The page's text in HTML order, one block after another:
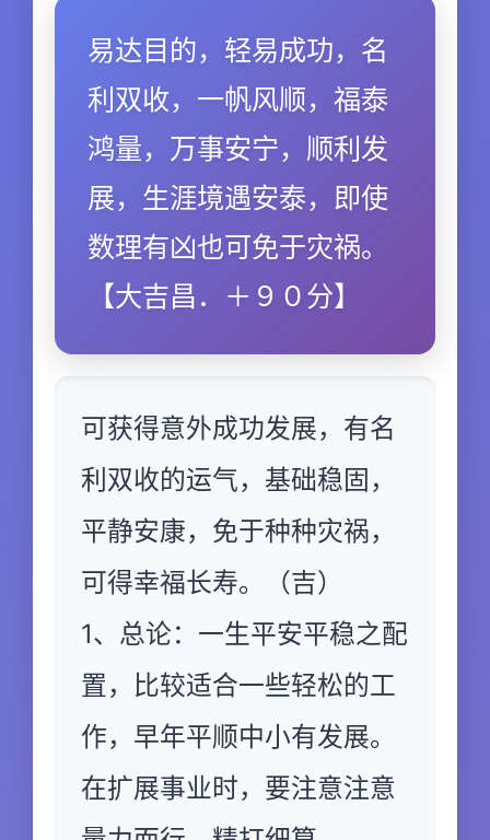
易达目的，轻易成功，名
利双收，一帆风顺，福泰
鸿量，万事安宁，顺利发
展，生涯境遇安泰，即使
数理有凶也可免于灾祸。
【大吉昌．＋９０分】
可获得意外成功发展，有名
利双收的运气，基础稳固，
平静安康，免于种种灾祸，
可得幸福长寿。（吉）
1、总论：一生平安平稳之配
置，比较适合一些轻松的工
作，早年平顺中小有发展。
在扩展事业时，要注意注意